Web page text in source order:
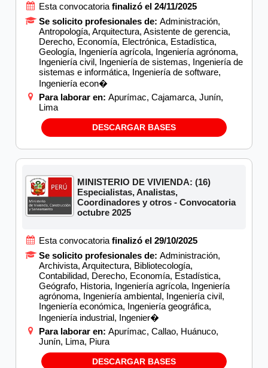
Esta convocatoria finalizó el 24/11/2025
Se solicito profesionales de: Administración,
Antropología, Arquitectura, Asistente de gerencia,
Derecho, Economía, Electrónica, Estadística,
Geología, Ingeniería agrícola, Ingeniería agrónoma,
Ingeniería civil, Ingeniería de sistemas, Ingeniería de
sistemas e informática, Ingeniería de software,
Ingeniería econ�
Para laborar en: Apurímac, Cajamarca, Junín,
Lima
DESCARGAR BASES
MINISTERIO DE VIVIENDA: (16)
Especialistas, Analistas,
Coordinadores y otros - Convocatoria
octubre 2025
Esta convocatoria finalizó el 29/10/2025
Se solicito profesionales de: Administración,
Archivista, Arquitectura, Bibliotecología,
Contabilidad, Derecho, Economía, Estadística,
Geógrafo, Historia, Ingeniería agrícola, Ingeniería
agrónoma, Ingeniería ambiental, Ingeniería civil,
Ingeniería económica, Ingeniería geográfica,
Ingeniería industrial, Ingenier�
Para laborar en: Apurímac, Callao, Huánuco,
Junín, Lima, Piura
DESCARGAR BASES